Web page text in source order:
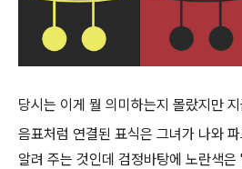
당시는 이게 뭘 의미하는지 몰랐지만
음표처럼 연결된 표식은 그녀가 나와
알려 주는 것인데 검정바탕에 노란색